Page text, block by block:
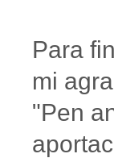
Para
mi
"Pen